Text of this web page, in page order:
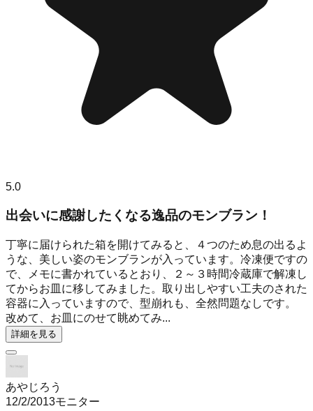
5.0
出会いに感謝したくなる逸品のモンブラン！
丁寧に届けられた箱を開けてみると、４つのため息の出るよ
うな、美しい姿のモンブランが入っています。冷凍便ですの
で、メモに書かれているとおり、２～３時間冷蔵庫で解凍し
てからお皿に移してみました。取り出しやすい工夫のされた
容器に入っていますので、型崩れも、全然問題なしです。
改めて、お皿にのせて眺めてみ...
詳細を見る
あやじろう
12/2/2013モニター